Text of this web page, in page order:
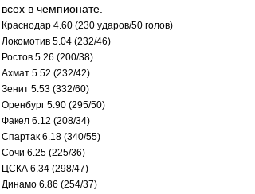
всех в чемпионате.
Краснодар 4.60 (230 ударов/50 голов)
Локомотив 5.04 (232/46)
Ростов 5.26 (200/38)
Ахмат 5.52 (232/42)
Зенит 5.53 (332/60)
Оренбург 5.90 (295/50)
Факел 6.12 (208/34)
Спартак 6.18 (340/55)
Сочи 6.25 (225/36)
ЦСКА 6.34 (298/47)
Динамо 6.86 (254/37)